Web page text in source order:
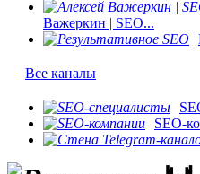
Важеркин | SEO...
Все каналы
SEO-